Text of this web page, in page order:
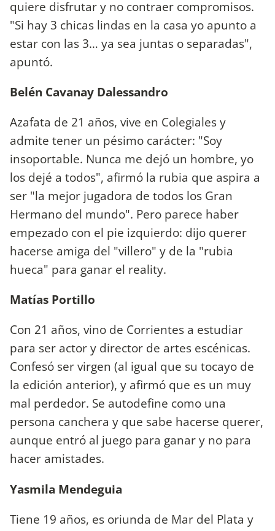
quiere disfrutar y no contraer compromisos.
"Si hay 3 chicas lindas en la casa yo apunto a
estar con las 3… ya sea juntas o separadas",
apuntó.
Belén Cavanay Dalessandro
Azafata de 21 años, vive en Colegiales y
admite tener un pésimo carácter: "Soy
insoportable. Nunca me dejó un hombre, yo
los dejé a todos", afirmó la rubia que aspira a
ser "la mejor jugadora de todos los Gran
Hermano del mundo". Pero parece haber
empezado con el pie izquierdo: dijo querer
hacerse amiga del "villero" y de la "rubia
hueca" para ganar el reality.
Matías Portillo
Con 21 años, vino de Corrientes a estudiar
para ser actor y director de artes escénicas.
Confesó ser virgen (al igual que su tocayo de
la edición anterior), y afirmó que es un muy
mal perdedor. Se autodefine como una
persona canchera y que sabe hacerse querer,
aunque entró al juego para ganar y no para
hacer amistades.
Yasmila Mendeguia
Tiene 19 años, es oriunda de Mar del Plata y